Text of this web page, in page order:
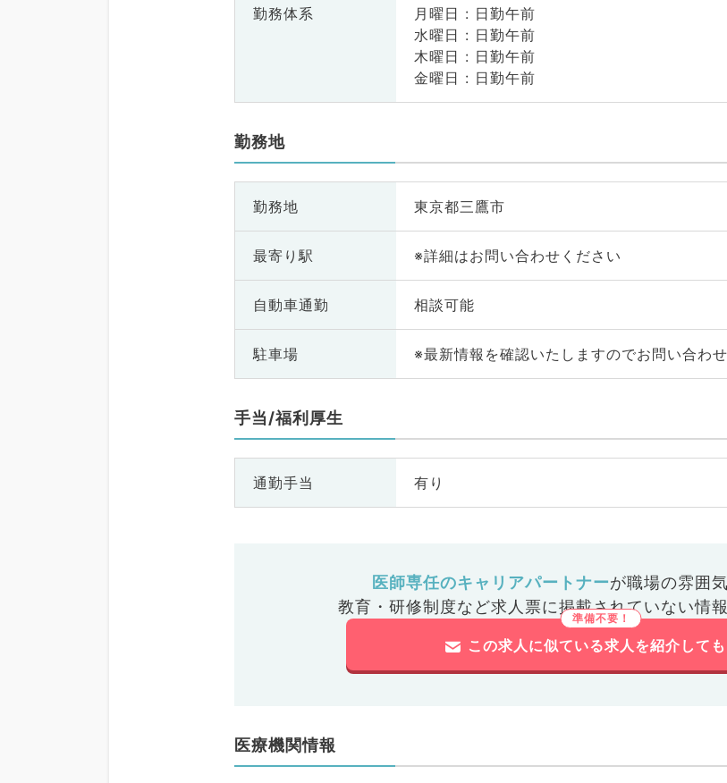
勤務体系
月曜日 : 日勤午前
水曜日 : 日勤午前
木曜日 : 日勤午前
金曜日 : 日勤午前
勤務地
勤務地 東京都三鷹市
最寄り駅 ※詳細はお問い合わせください
自動車通勤 相談可能
駐車場 ※最新情報を確認いたしますのでお問い合わ
手当/福利厚生
通勤手当 有り
医師専任のキャリアパートナーが職場の雰囲
教育・研修制度など求人票に掲載されていない情
この求人に似ている求人を紹介しても
医療機関情報